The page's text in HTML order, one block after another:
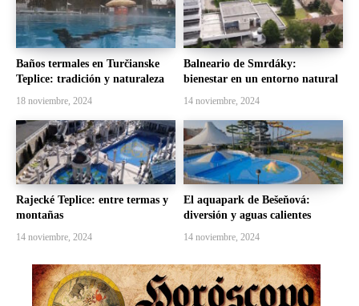
Baños termales en Turčianske
Teplice: tradición y naturaleza
18 noviembre, 2024
Balneario de Smrdáky:
bienestar en un entorno natural
14 noviembre, 2024
Rajecké Teplice: entre termas y
montañas
14 noviembre, 2024
El aquapark de Bešeňová:
diversión y aguas calientes
14 noviembre, 2024